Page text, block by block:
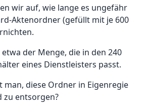
wir auf, wie lange es ungefähr
Aktenordner (gefüllt mit je 600
der Menge, die in den 240
eines Dienstleisters passt.
man, diese Ordner in Eigenregie
zu entsorgen?